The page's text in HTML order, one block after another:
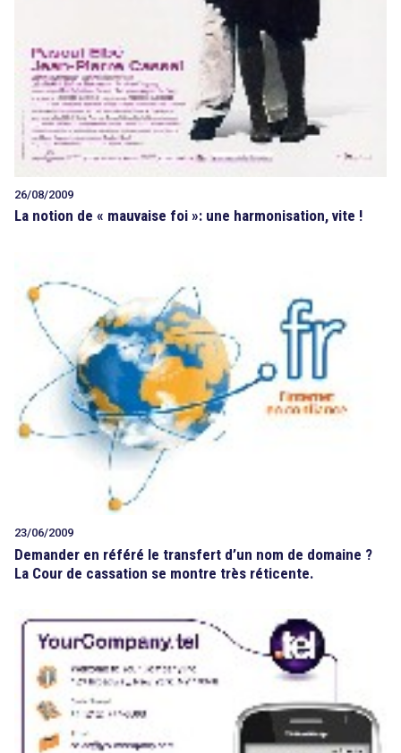
26/08/2009
La notion de « mauvaise foi »: une harmonisation, vite !
23/06/2009
Demander en référé le transfert d’un nom de domaine ?
La Cour de cassation se montre très réticente.